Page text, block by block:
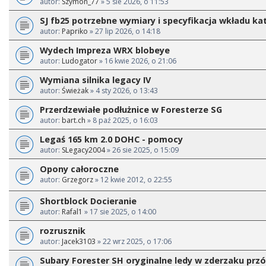
SJ fb25 potrzebne wymiary i specyfikacja wkładu
autor: Papriko » 27 lip 2026, o 14:18
Wydech Impreza WRX blobeye
autor: Ludogator» 16 kwie 2026, o 21:06
Wymiana silnika legacy IV
autor: Świeżak» 4 sty 2026, o 13:43
Przerdzewiałe podłużnice w Foresterze SG
autor: bart.ch » 8 paź 2025, o 16:03
Legaś 165 km 2.0 DOHC - pomocy
autor: SLegacy2004» 26 sie 2025, o 15:09
Opony całoroczne
autor: Grzegorz» 12 kwie 2012, o 22:55
Shortblock Docieranie
autor: Rafal1 » 17 sie 2025, o 14:00
rozrusznik
autor: Jacek3103 » 22 wrz 2025, o 17:06
Subary Forester SH oryginalne ledy w zderzaku